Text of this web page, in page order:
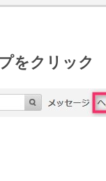
をクリック